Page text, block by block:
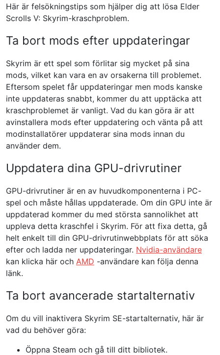
Här är felsökningstips som hjälper dig att lösa Elder
Scrolls V: Skyrim-kraschproblem.
Ta bort mods efter uppdateringar
Skyrim är ett spel som förlitar sig mycket på sina
mods, vilket kan vara en av orsakerna till problemet.
Eftersom spelet får uppdateringar men mods kanske
inte uppdateras snabbt, kommer du att upptäcka att
kraschproblemet är vanligt. Vad du kan göra är att
avinstallera mods efter uppdatering och vänta på att
modinstallatörer uppdaterar sina mods innan du
använder dem.
Uppdatera dina GPU-drivrutiner
GPU-drivrutiner är en av huvudkomponenterna i PC-
spel och måste hållas uppdaterade. Om din GPU inte är
uppdaterad kommer du med största sannolikhet att
uppleva detta kraschfel i Skyrim. För att fixa detta, gå
helt enkelt till din GPU-drivrutinwebbplats för att söka
efter och ladda ner uppdateringar. Nvidia-användare
kan klicka här och AMD -användare kan följa denna
länk.
Ta bort avancerade startalternativ
Om du vill inaktivera Skyrim SE-startalternativ, här är
vad du behöver göra:
Öppna Steam och gå till ditt bibliotek.